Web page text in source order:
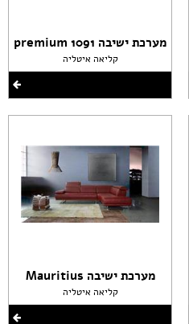
מערכת ישיבה premium 1091
קליאה איטליה
מערכת ישיבה Mauritius
קליאה איטליה